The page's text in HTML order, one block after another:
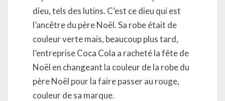
dieu, tels des lutins. C’est ce dieu qui est
l’ancêtre du père Noël. Sa robe était de
couleur verte mais, beaucoup plus tard,
l’entreprise Coca Cola a racheté la fête de
Noël en changeant la couleur de la robe du
père Noël pour la faire passer au rouge,
couleur de sa marque.